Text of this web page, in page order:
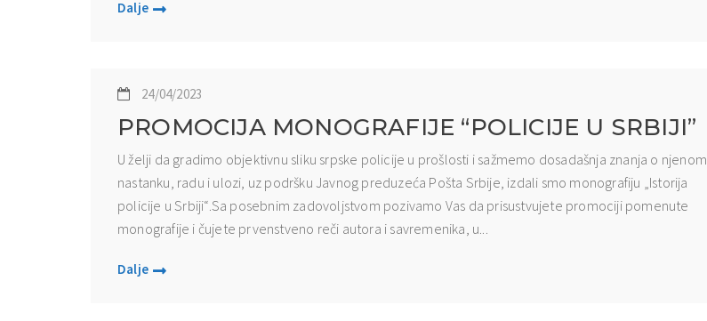
Dalje
24/04/2023
PROMOCIJA MONOGRAFIJE “POLICIJE U SRBIJI”
U želji da gradimo objektivnu sliku srpske policije u prošlosti i sažmemo dosadašnja znanja o njenom
nastanku, radu i ulozi, uz podršku Javnog preduzeća Pošta Srbije, izdali smo monografiju „Istorija
policije u Srbiji“.Sa posebnim zadovoljstvom pozivamo Vas da prisustvujete promociji pomenute
monografije i čujete prvenstveno reči autora i savremenika, u...
Dalje